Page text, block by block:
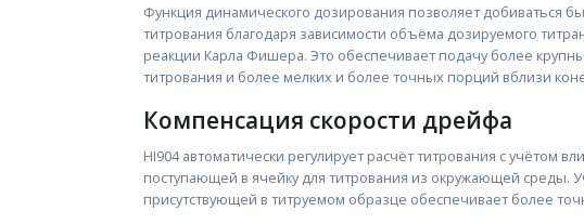
Функция динамического дозирования позволяет добиваться
титрования благодаря зависимости объёма дозируемого
реакции Карла Фишера. Это обеспечивает подачу более
титрования и более мелких и более точных порций вблизи
Компенсация скорости дрейфа
HI904 автоматически регулирует расчёт титрования с учётом
поступающей в ячейку для титрования из окружающей среды.
присутствующей в титруемом образце обеспечивает более